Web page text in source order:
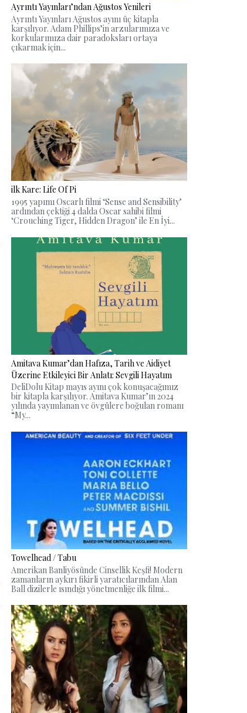
Ayrıntı Yayınları’ndan Ağustos Yenileri
Ayrıntı Yayınları Ağustos ayını üç kitapla
karşılıyor. Adam Phillips’in arzularımıza ve
korkularımıza dair paradoksları ortaya
çıkarmak için...
ilk Kare: Life Of Pi
1995 yapımı Oscarlı filmi ‘Sense and Sensibility’
ardından çektiği 4 dalda Oscar sahibi filmi
‘Crouching Tiger, Hidden Dragon’ ile En İyi...
Amitava Kumar’dan Hafıza, Tarih ve Aidiyet
Üzerine Etkileyici Bir Anlatı: Sevgili Hayatım
DeliDolu Kitap mayıs ayını çok konuşacağımız
bir kitapla karşılıyor. Amitava Kumar’ın 2024
yılında yayımlanan ve övgülere boğulan romanı
“My...
Towelhead / Tabu
Amerikan Banliyösünde Cinsellik Keşfi! Modern
zamanların aykırı fikirli yaratıcılarından Alan
Ball dizilerle ısındığı yönetmenliğe ilk filmi...